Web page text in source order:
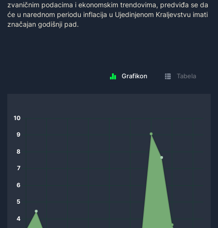
zvaničnim podacima i ekonomskim trendovima, predviđa se da
će u narednom periodu inflacija u Ujedinjenom Kraljevstvu imati
značajan godišnji pad.
Grafikon Tabela